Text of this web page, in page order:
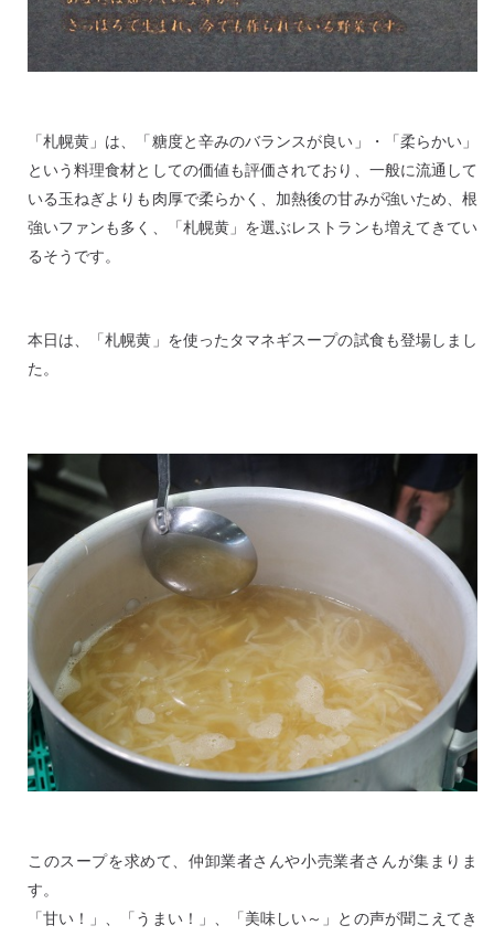
「札幌黄」は、「糖度と辛みのバランスが良い」・「柔らかい」
という料理食材としての価値も評価されており、一般に流通して
いる玉ねぎよりも肉厚で柔らかく、加熱後の甘みが強いため、根
強いファンも多く、「札幌黄」を選ぶレストランも増えてきてい
るそうです。
本日は、「札幌黄」を使ったタマネギスープの試食も登場しまし
た。
このスープを求めて、仲卸業者さんや小売業者さんが集まりま
す。
「甘い！」、「うまい！」、「美味しい～」との声が聞こえてき